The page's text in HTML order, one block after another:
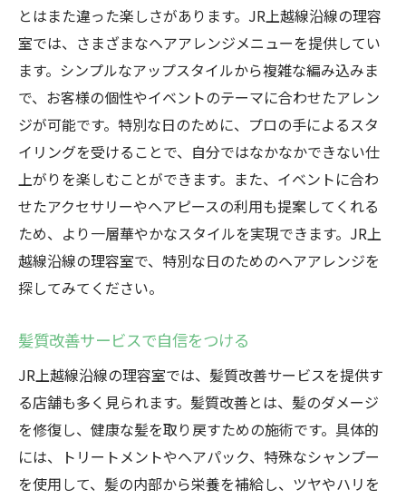
とはまた違った楽しさがあります。JR上越線沿線の理容
室では、さまざまなヘアアレンジメニューを提供してい
ます。シンプルなアップスタイルから複雑な編み込みま
で、お客様の個性やイベントのテーマに合わせたアレン
ジが可能です。特別な日のために、プロの手によるスタ
イリングを受けることで、自分ではなかなかできない仕
上がりを楽しむことができます。また、イベントに合わ
せたアクセサリーやヘアピースの利用も提案してくれる
ため、より一層華やかなスタイルを実現できます。JR上
越線沿線の理容室で、特別な日のためのヘアアレンジを
探してみてください。
髪質改善サービスで自信をつける
JR上越線沿線の理容室では、髪質改善サービスを提供す
る店舗も多く見られます。髪質改善とは、髪のダメージ
を修復し、健康な髪を取り戻すための施術です。具体的
には、トリートメントやヘアパック、特殊なシャンプー
を使用して、髪の内部から栄養を補給し、ツヤやハリを